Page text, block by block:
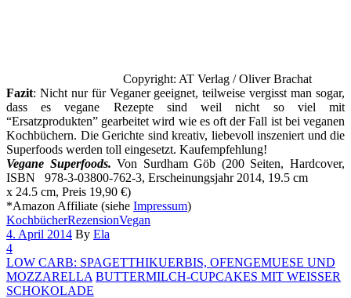
Copyright: AT Verlag / Oliver Brachat
Fazit: Nicht nur für Veganer geeignet, teilweise vergisst man sogar,
dass es vegane Rezepte sind weil nicht so viel mit
“Ersatzprodukten” gearbeitet wird wie es oft der Fall ist bei veganen
Kochbüchern. Die Gerichte sind kreativ, liebevoll inszeniert und die
Superfoods werden toll eingesetzt. Kaufempfehlung!
Vegane Superfoods. Von Surdham Göb (200 Seiten, Hardcover,
ISBN 978-3-03800-762-3, Erscheinungsjahr 2014, 19.5 cm
x 24.5 cm, Preis 19,90 €)
*Amazon Affiliate (siehe Impressum)
KochbücherRezensionVegan
4. April 2014 By Ela
4
LOW CARB: SPAGETTHIKUERBIS, OFENGEMUESE UND
MOZZARELLA BUTTERMILCH-CUPCAKES MIT WEISSER
SCHOKOLADE